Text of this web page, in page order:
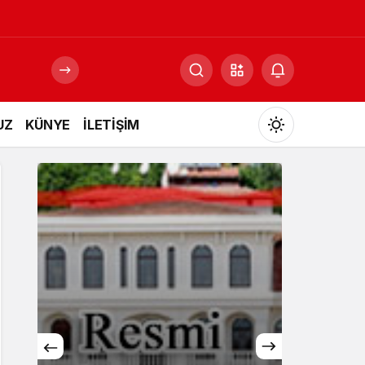
KÜNYE İLETİŞİM
Mod
değiştir
Gündüz Modu
Gece Modu
Gece modunu seçin.